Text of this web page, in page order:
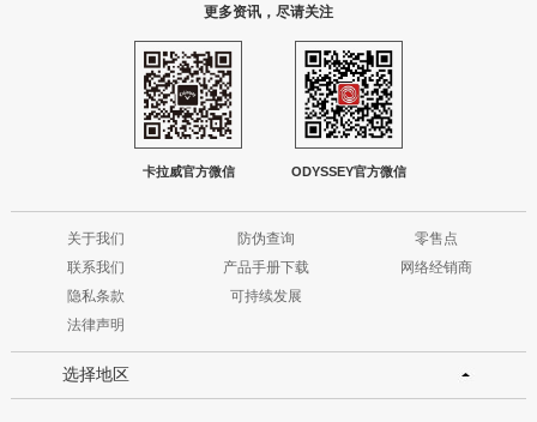
更多资讯，尽请关注
卡拉威官方微信 ODYSSEY官方微信
关于我们
联系我们
隐私条款
法律声明
防伪查询
产品手册下载
可持续发展
零售点
网络经销商
选择地区